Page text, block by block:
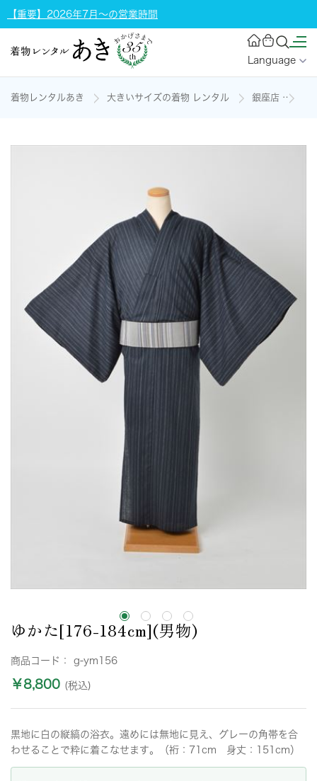
【重要】2026年7月～の営業時間
Language
着物レンタルあき 大きいサイズの着物 レンタル 銀座店
ゆかた[176-184cm](男物)
商品コード： g-ym156
￥8,800 (税込)
黒地に白の縦縞の浴衣。遠めには無地に見え、グレーの角帯を合
わせることで粋に着こなせます。（裄：71cm 身丈：151cm）